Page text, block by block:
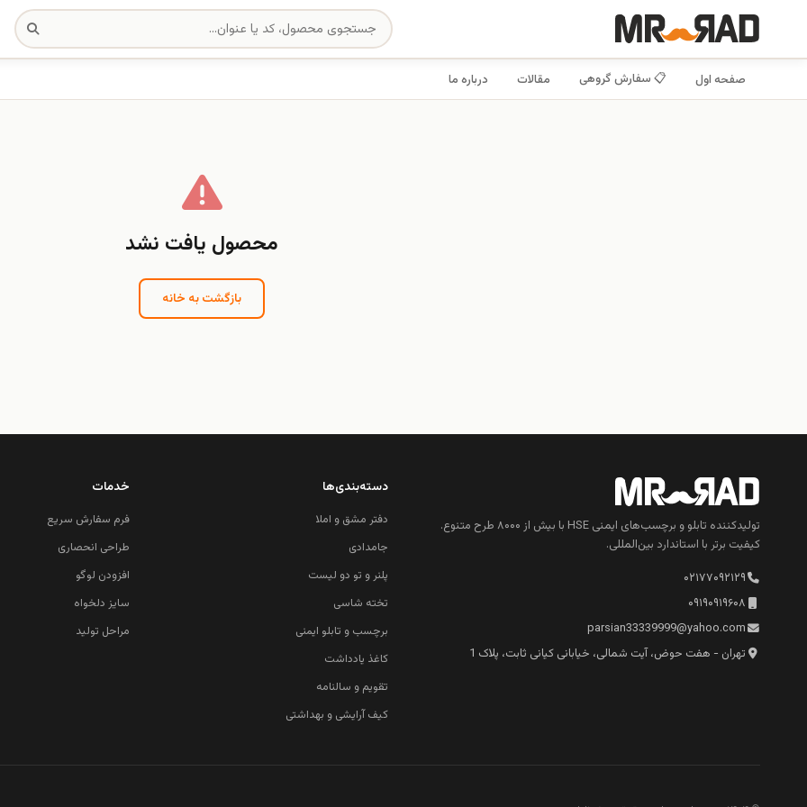
صفحه اول 📋 سفارش گروهی مقالات درباره ما
محصول یافت نشد
بازگشت به خانه
تولیدکننده تابلو و برچسب‌های ایمنی HSE با بیش از ۸۰۰۰ طرح متنوع.
کیفیت برتر با استاندارد بین‌المللی.
۰۲۱۷۷۰۹۲۱۲۹
۰۹۱۹۰۹۱۹۶۰۸
parsian33339999@yahoo.com
تهران - هفت حوض، آیت شمالی، خیابانی کیانی ثابت، پلاک 1
دسته‌بندی‌ها
دفتر مشق و املا
جامدادی
پلنر و تو دو لیست
تخته شاسی
برچسب و تابلو ایمنی
کاغذ یادداشت
تقویم و سالنامه
کیف آرایشی و بهداشتی
خدمات
فرم سفارش سریع
طراحی انحصاری
افزودن لوگو
سایز دلخواه
مراحل تولید